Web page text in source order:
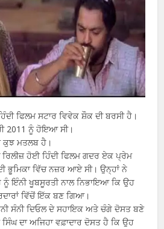
ਫਿਲਮ ਸਟਾਰ ਵਿਵੇਕ ਸ਼ੌਕ ਦੀ ਬਰਸੀ ਹੈ।
2011 ਨੂੰ ਹੋਇਆ ਸੀ।
ਕੁਝ ਮਤਲਬ ਹੈ।
ਹੋਈ ਹਿੰਦੀ ਫਿਲਮ ਗਦਰ ਏਕ ਪ੍ਰੇਮ
ਭੂਮਿਕਾ ਵਿੱਚ ਨਜ਼ਰ ਆਏ ਸੀ। ਉਨ੍ਹਾਂ ਨੇ
ਇੰਨੀ ਖੂਬਸੂਰਤੀ ਨਾਲ ਨਿਭਾਇਆ ਕਿ ਉਹ
ਵਿੱਚੋਂ ਇੱਕ ਬਣ ਗਿਆ।
ਸੰਨੀ ਦਿਓਲ ਦੇ ਸਹਾਇਕ ਅਤੇ ਚੰਗੇ ਦੋਸਤ ਬਣੇ
ਦਾ ਅਜਿਹਾ ਵਫ਼ਾਦਾਰ ਦੋਸਤ ਹੈ ਕਿ ਉਹ